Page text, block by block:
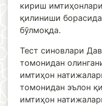
кириш
қилиниши
бўлмоқда.
Тест синовлари
томонидан
имтиҳон
томонидан эълон
имтиҳон